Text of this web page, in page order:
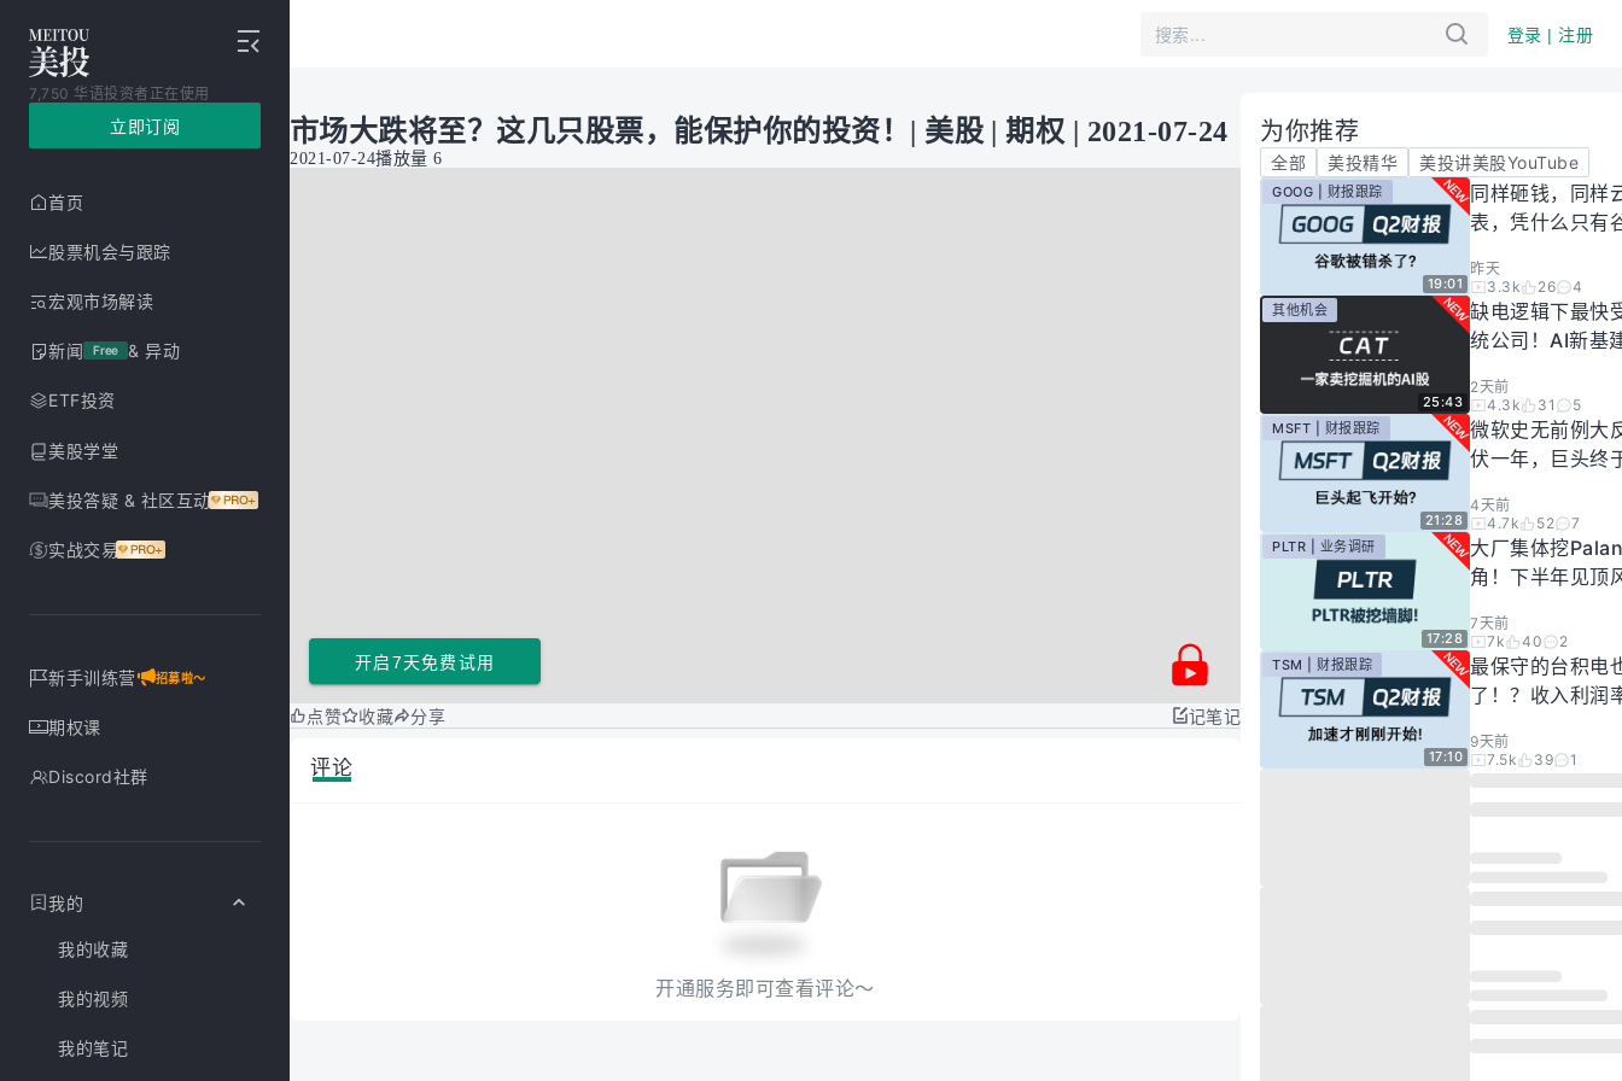
7,750 华语投资者正在使用
立即订阅
首页
股票机会与跟踪
宏观市场解读
新闻 Free & 异动
ETF投资
美股学堂
美投答疑 & 社区互动
实战交易
新手训练营 招募啦～
期权课
Discord社群
我的
我的收藏
我的视频
我的笔记
市场大跌将至？这几只股票，能保护你的投资！| 美股 | 期权 | 2021-07-24
2021-07-24播放量 6
开启7天免费试用
点赞 收藏 分享 记笔记
评论
开通服务即可查看评论～
为你推荐
全部 美投精华 美投讲美股YouTube
19:01
GOOG | 财报跟踪
同样砸钱，同样
表，凭什么只有
你谷歌真正的投
有多高！
昨天
3.3k
26 4
25:43
其他机会
缺电逻辑下最快
统公司！AI新基
2天前
4.3k
31 5
21:28
MSFT | 财报跟踪
微软史无前例大
伏一年，巨头终
4天前
4.7k
52 7
17:28
PLTR | 业务调研
大厂集体挖
角！下半年见顶
还要投资吗？
7天前
7k
40 2
17:10
TSM | 财报跟踪
最保守的台积电
了！？收入利润
账？别急，好戏
9天前
7.5k
39 1
登录 | 注册